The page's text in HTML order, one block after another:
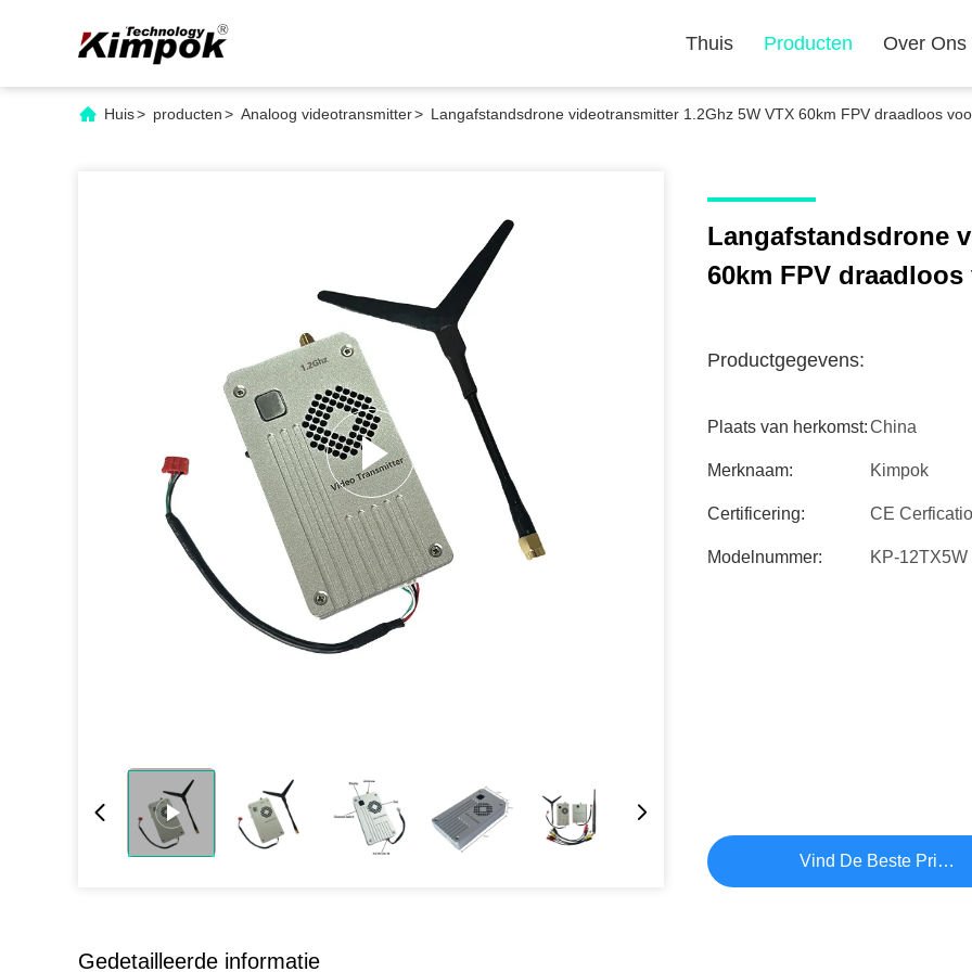
Thuis Producten Over Ons
Huis> producten> Analoog videotransmitter> Langafstandsdrone videotransmitter 1.2Ghz 5W VTX 60km FPV draadloos
Langafstandsdrone
60km FPV
Productgegevens:
Plaats van herkomst:China
Merknaam: Kimpok
Certificering: CE
Modelnummer: KP-12TX5W
Vind De Beste Prijs
Gedetailleerde informatie